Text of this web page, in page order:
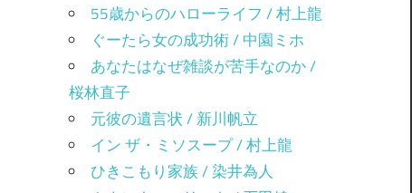
55歳からのハローライフ / 村上龍
ぐーたら女の成功術 / 中園ミホ
あなたはなぜ雑談が苦手なのか /
桜林直子
元彼の遺言状 / 新川帆立
イン ザ・ミソスープ / 村上龍
ひきこもり家族 / 染井為人